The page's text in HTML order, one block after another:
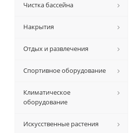
Чистка бассейна
Накрытия
Отдых и развлечения
Спортивное оборудование
Климатическое
оборудование
Искусственные растения